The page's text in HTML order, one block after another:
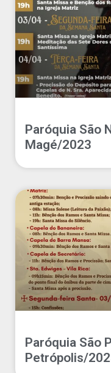
Paróquia São
Magé/2023
Paróquia São
Petrópolis/